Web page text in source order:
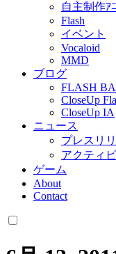
自主制作ｱ
Flash
イベント
Vocaloid
MMD
ブログ
FLASH
CloseUp
CloseUp IA
ニュース
プレスリ
アクティ
ゲーム
About
Contact